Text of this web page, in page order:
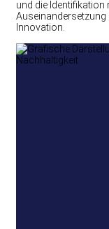
und die
Innovation.